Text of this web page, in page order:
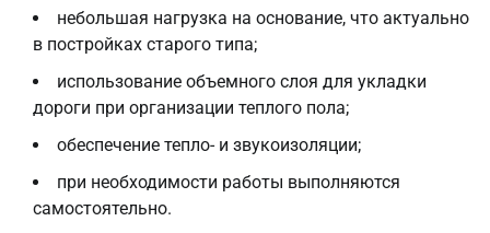
небольшая нагрузка на основание, что актуально
в постройках старого типа;
использование объемного слоя для укладки
дороги при организации теплого пола;
обеспечение тепло- и звукоизоляции;
при необходимости работы выполняются
самостоятельно.